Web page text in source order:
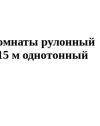
рулонный
м однотонный